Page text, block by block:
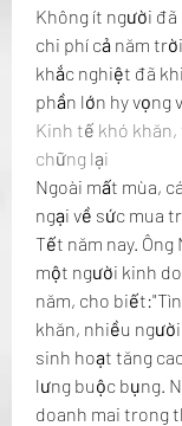
Không ít người
chi phí cả năm
khắc nghiệt đã
phần lớn hy vọng
Kinh tế khó
chững lại
Ngoài mất mùa,
ngại về sức mua
Tết năm nay. Ông
một người kinh
năm, cho
khăn, nhiều
sinh hoạt tăng
lưng buộc bụng.
doanh mai trong